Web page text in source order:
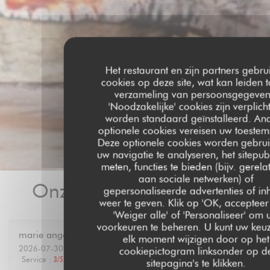
Het restaurant en zijn partners
cookies op deze site, wat kan leiden
verzameling van
'Noodzakelijke' cookies zijn
worden standaard geïnstalleerd.
optionele cookies vereisen uw
Deze optionele cookies worden
uw navigatie te analyseren, het
meten, functies te bieden (bijv.
aan sociale netwerken) of
gepersonaliseerde advertenties of
weer te geven. Klik op 'OK,
'Weiger alle' of 'Personaliseer' om
voorkeuren te beheren. U kunt uw
elk moment wijzigen door op het
cookiepictogram linksonder op
sitepagina's te klikken.
Onze gastbeoordelingen
marie ange
2026-07-30 - 12:30 - Gasten 6
Service : 3/5 : 4 Kwaliteit / Prijs : 4 /5